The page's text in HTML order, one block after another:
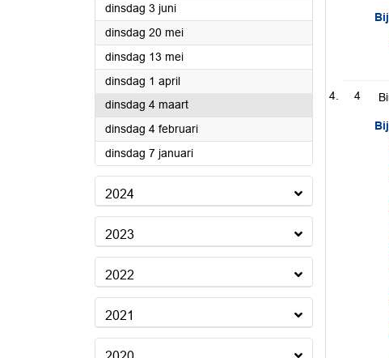
dinsdag 3 juni2025
dinsdag 20 mei2025
dinsdag 13 mei2025
dinsdag 1 april2025
dinsdag 4 maart2025
dinsdag 4 februari2025
dinsdag 7 januari2025
2024
2023
2022
2021
4